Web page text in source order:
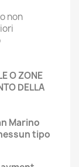
non
O ZONE
DELLA
Marino
tipo